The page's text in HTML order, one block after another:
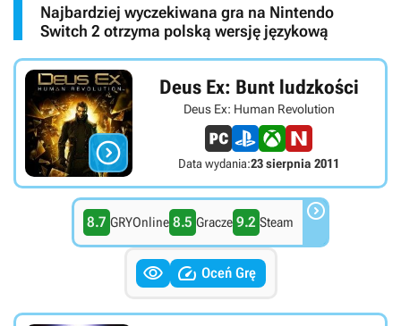
Najbardziej wyczekiwana gra na Nintendo
Switch 2 otrzyma polską wersję językową

Deus Ex: Bunt ludzkości
Deus Ex: Human Revolution
Data wydania:23 sierpnia 2011
8.7 GRYOnline 8.5 Gracze 9.2 Steam 
  Oceń Grę